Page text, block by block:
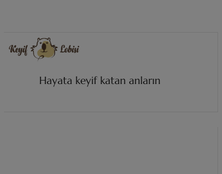
Hayata keyif katan anların